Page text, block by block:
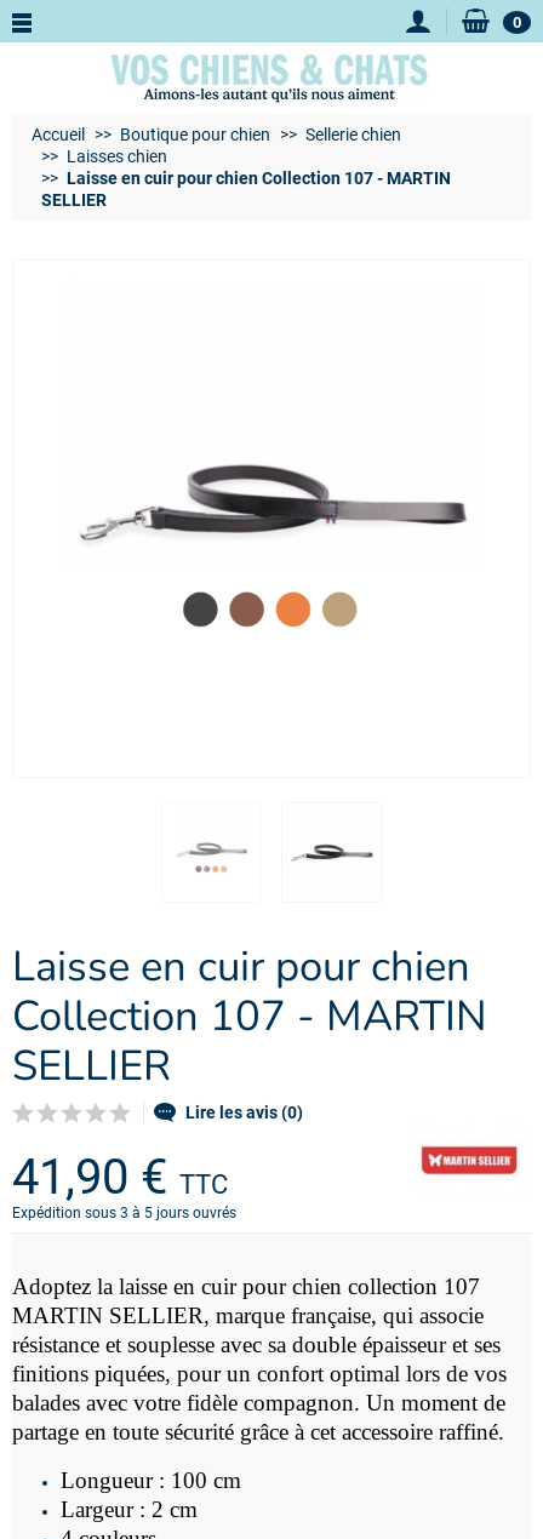
0
Accueil Boutique pour chien
Sellerie chien
Laisses chien
Laisse en cuir pour chien Collection 107 - MARTIN
SELLIER
Laisse en cuir pour chien
Collection 107 - MARTIN
SELLIER
Lire les avis (0)
41,90 € TTC
Expédition sous 3 à 5 jours ouvrés
Adoptez la laisse en cuir pour chien collection 107
MARTIN SELLIER, marque française, qui associe
résistance et souplesse avec sa double épaisseur et ses
finitions piquées, pour un confort optimal lors de vos
balades avec votre fidèle compagnon. Un moment de
partage en toute sécurité grâce à cet accessoire raffiné.
Longueur : 100 cm
Largeur : 2 cm